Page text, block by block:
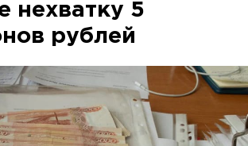
нехватку 5
рублей